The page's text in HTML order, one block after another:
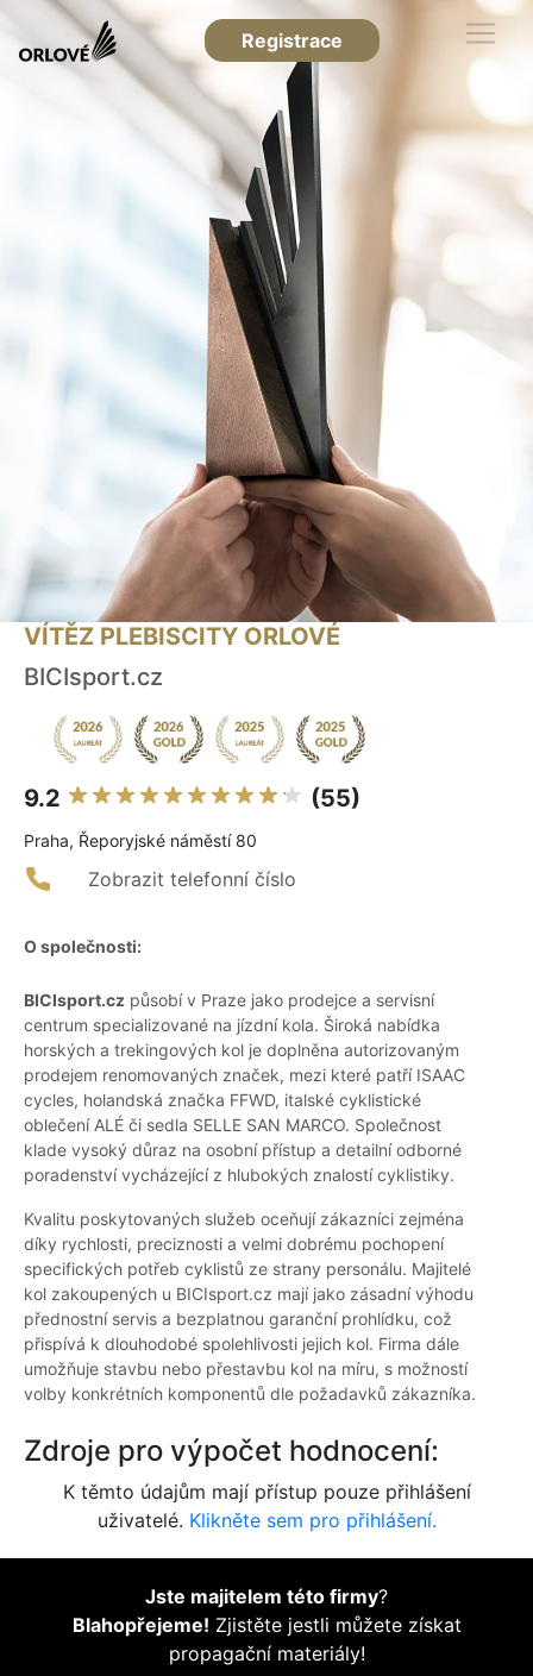
Registrace
VÍTĚZ PLEBISCITY ORLOVÉ
BICIsport.cz
9.2 (55)
Praha, Řeporyjské náměstí 80
Zobrazit telefonní číslo
O společnosti:
BICIsport.cz působí v Praze jako prodejce a servisní
centrum specializované na jízdní kola. Široká nabídka
horských a trekingových kol je doplněna autorizovaným
prodejem renomovaných značek, mezi které patří ISAAC
cycles, holandská značka FFWD, italské cyklistické
oblečení ALÉ či sedla SELLE SAN MARCO. Společnost
klade vysoký důraz na osobní přístup a detailní odborné
poradenství vycházející z hlubokých znalostí cyklistiky.
Kvalitu poskytovaných služeb oceňují zákazníci zejména
díky rychlosti, preciznosti a velmi dobrému pochopení
specifických potřeb cyklistů ze strany personálu. Majitelé
kol zakoupených u BICIsport.cz mají jako zásadní výhodu
přednostní servis a bezplatnou garanční prohlídku, což
přispívá k dlouhodobé spolehlivosti jejich kol. Firma dále
umožňuje stavbu nebo přestavbu kol na míru, s možností
volby konkrétních komponentů dle požadavků zákazníka.
Zdroje pro výpočet hodnocení:
K těmto údajům mají přístup pouze přihlášení
uživatelé. Klikněte sem pro přihlášení.
Jste majitelem této firmy?
Blahopřejeme! Zjistěte jestli můžete získat
propagační materiály!